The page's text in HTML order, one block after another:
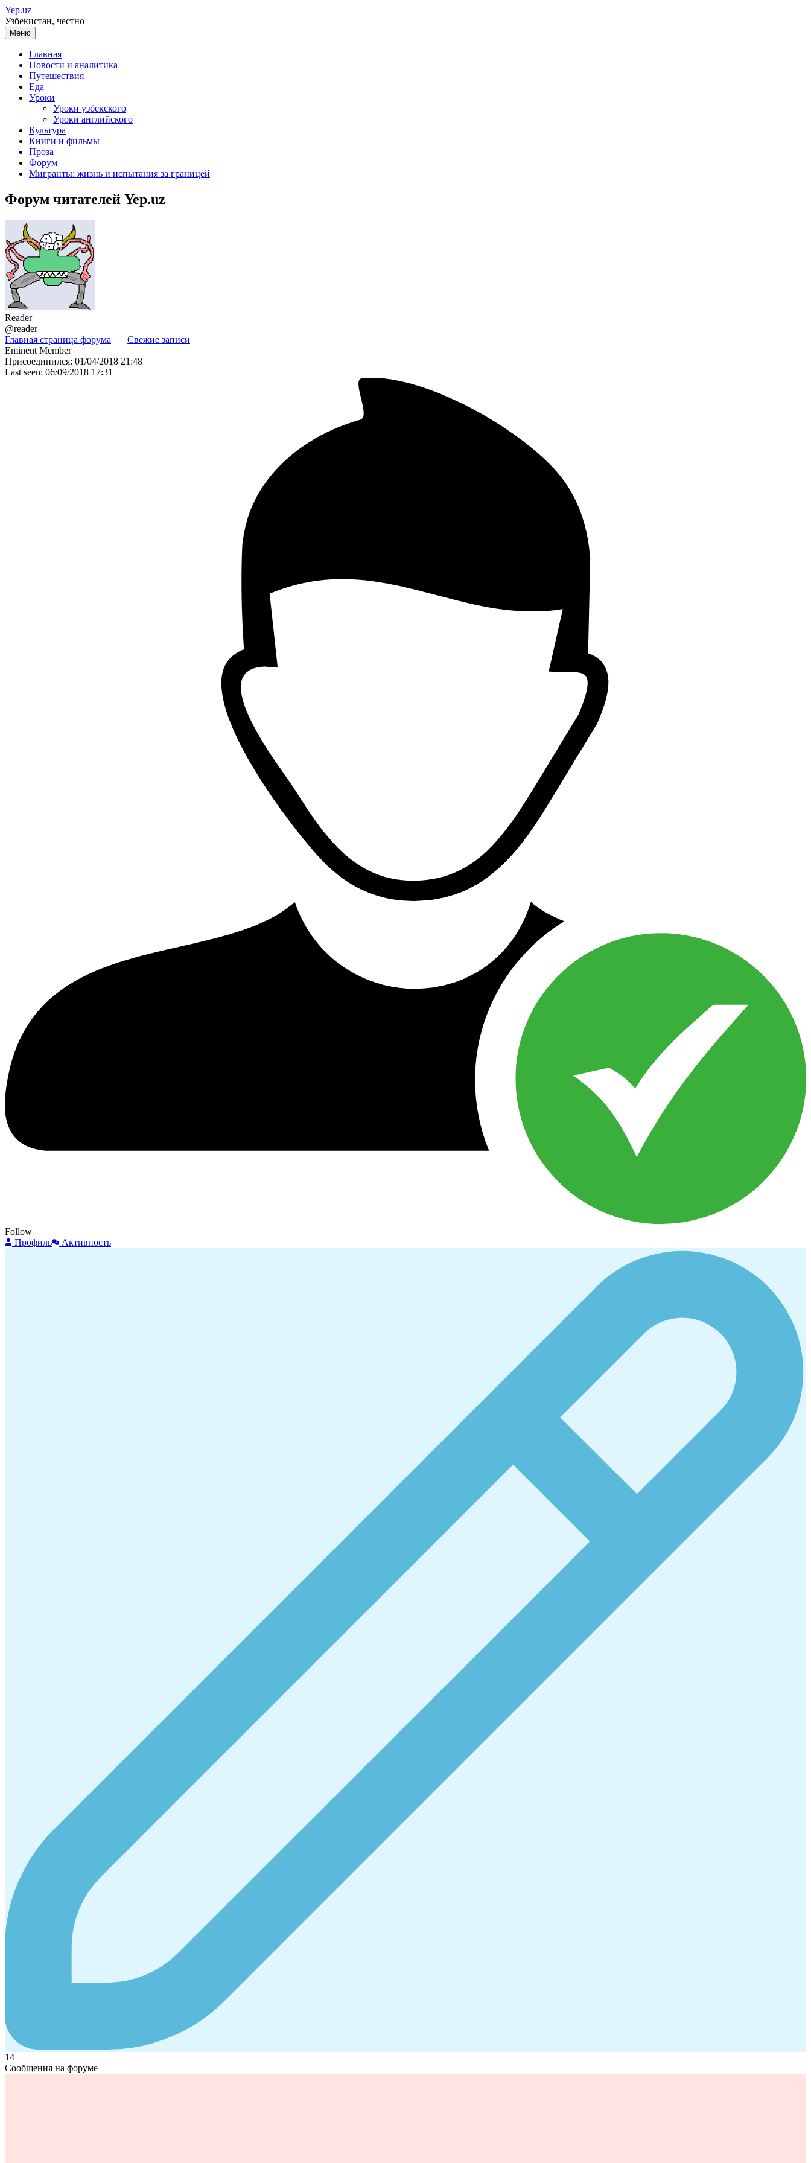
Перейти
к
содержимому
Yep.uz
Узбекистан, честно
Меню
Главная
Новости и аналитика
Путешествия
Еда
Уроки
Уроки узбекского
Уроки английского
Культура
Книги и фильмы
Проза
Форум
Мигранты: жизнь и испытания за границей
Форум читателей Yep.uz
Reader
@reader
Главная страница форума | Свежие записи
Eminent Member
Присоединился: 01/04/2018 21:48
Last seen: 06/09/2018 17:31
Follow
Профиль
Активность
14
Сообщения на форуме